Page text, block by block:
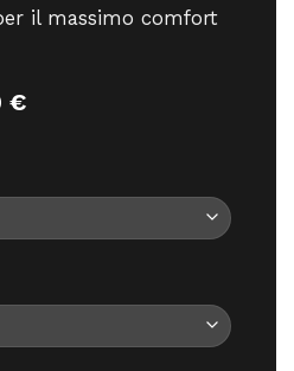
il massimo comfort
€.
€Il
107,10 €.